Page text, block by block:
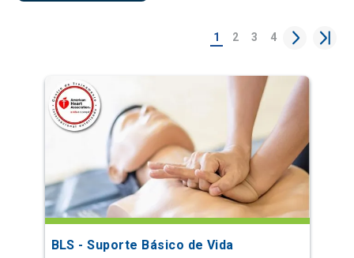
1 2 3 4
BLS - Suporte Básico de Vida